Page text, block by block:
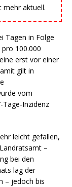
mehr aktuell.
Tagen in Folge
100.000
erst vor einer
gilt in
vom
Inzidenz
leicht gefallen,
–
bei den
lag der
– jedoch bis